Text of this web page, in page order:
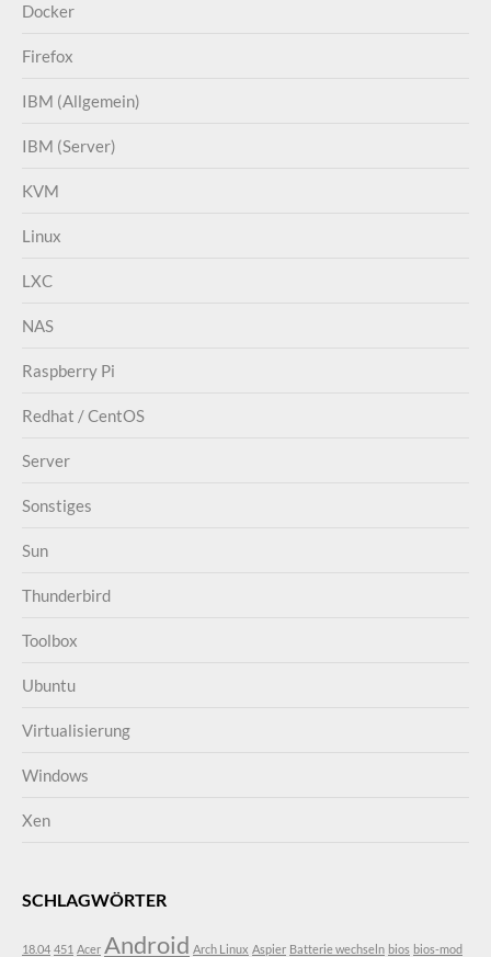
Docker
Firefox
IBM (Allgemein)
IBM (Server)
KVM
Linux
LXC
NAS
Raspberry Pi
Redhat / CentOS
Server
Sonstiges
Sun
Thunderbird
Toolbox
Ubuntu
Virtualisierung
Windows
Xen
SCHLAGWÖRTER
18.04 451 Acer Android Arch Linux Aspier Batterie wechseln bios bios-mod